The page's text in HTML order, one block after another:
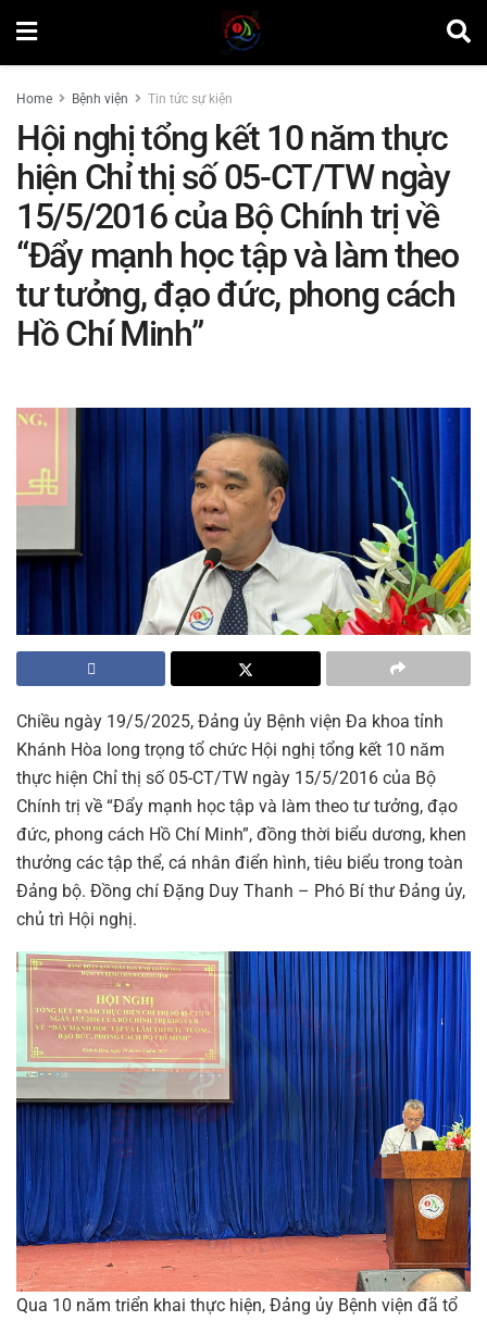
Home Bệnh viện Tin tức sự kiện
Hội nghị tổng kết 10 năm thực
hiện Chỉ thị số 05-CT/TW ngày
15/5/2016 của Bộ Chính trị về
“Đẩy mạnh học tập và làm theo
tư tưởng, đạo đức, phong cách
Hồ Chí Minh”
Chiều ngày 19/5/2025, Đảng ủy Bệnh viện Đa khoa tỉnh
Khánh Hòa long trọng tổ chức Hội nghị tổng kết 10 năm
thực hiện Chỉ thị số 05-CT/TW ngày 15/5/2016 của Bộ
Chính trị về “Đẩy mạnh học tập và làm theo tư tưởng, đạo
đức, phong cách Hồ Chí Minh”, đồng thời biểu dương, khen
thưởng các tập thể, cá nhân điển hình, tiêu biểu trong toàn
Đảng bộ. Đồng chí Đặng Duy Thanh – Phó Bí thư Đảng ủy,
chủ trì Hội nghị.
Qua 10 năm triển khai thực hiện, Đảng ủy Bệnh viện đã tổ